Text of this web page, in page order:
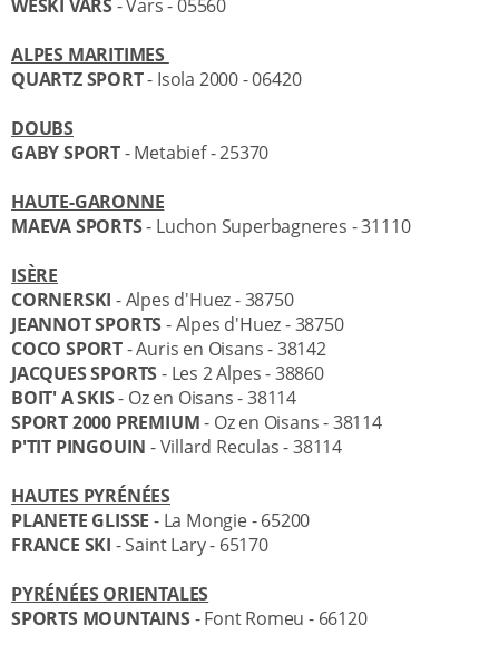
WESKI VARS- Vars - 05560
ALPES MARITIMES
QUARTZ SPORT- Isola 2000 - 06420
DOUBS
GABY SPORT- Metabief - 25370
HAUTE-GARONNE
MAEVA SPORTS- Luchon Superbagneres - 31110
ISÈRE
CORNERSKI - Alpes d'Huez - 38750
JEANNOT SPORTS- Alpes d'Huez - 38750
COCO SPORT- Auris en Oisans - 38142
JACQUES SPORTS- Les 2 Alpes - 38860
BOIT' A SKIS- Oz en Oisans - 38114
SPORT 2000 PREMIUM- Oz en Oisans - 38114
P'TIT PINGOUIN - Villard Reculas - 38114
HAUTES PYRÉNÉES
PLANETE GLISSE - La Mongie - 65200
FRANCE SKI - Saint Lary - 65170
PYRÉNÉES ORIENTALES
SPORTS MOUNTAINS- Font Romeu - 66120